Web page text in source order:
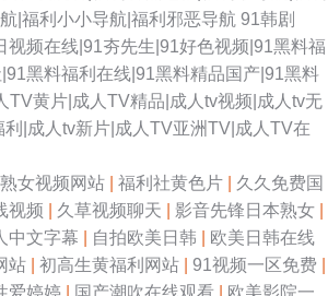
|福利小小导航|福利邪恶导航 91韩剧
视频在线|91夯先生|91好色视频|91黑料福
黑料福利在线|91黑料精品国产|91黑料
TV黄片|成人TV精品|成人tv视频|成人tv无
|成人tv新片|成人TV亚洲TV|成人TV在
女视频网站 福利社黄色片
久久免费国
视频 久草视频聊天 影音先锋日本熟女
中文字幕 自拍欧美日韩
欧美日韩在线
站 初高生黄福利网站 91视频一区免费
爱婷婷 国产潮吹在线观看 欧美影院一